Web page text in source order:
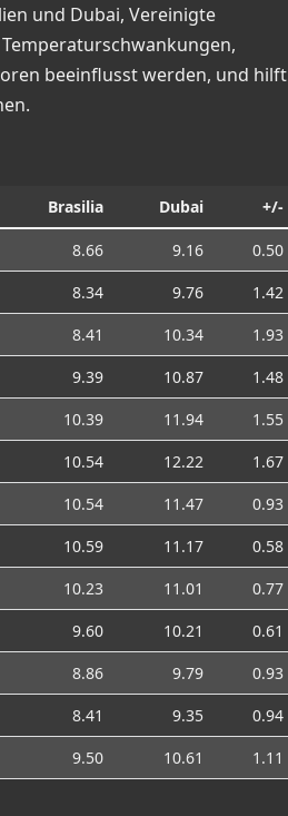
und Dubai, Vereinigte
beeinflusst werden, und hilft
Brasilia Dubai +/-
8.66 9.16
0.50
8.34 9.76
1.42
8.41 10.34
1.93
9.39 10.87
1.48
10.39 11.94
1.55
10.54 12.22
1.67
10.54 11.47
0.93
10.59 11.17
0.58
10.23 11.01
0.77
9.60 10.21
0.61
8.86 9.79
0.93
8.41 9.35
0.94
9.50 10.61 1.11